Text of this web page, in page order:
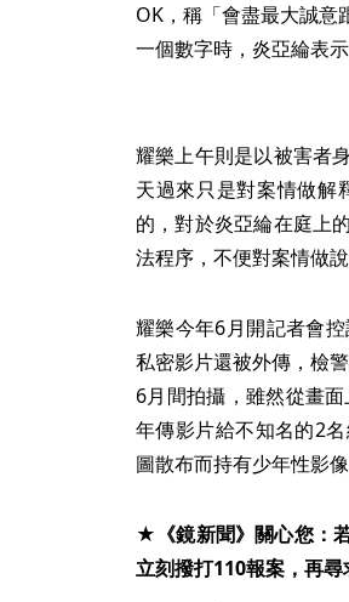
OK，稱「會盡最大誠意
一個數字時，炎亞綸表
耀樂上午則是以被害者
天過來只是對案情做解
的，對於炎亞綸在庭上
法程序，不便對案情做說
耀樂今年6月開記者會
私密影片還被外傳，檢
6月間拍攝，雖然從畫
年傳影片給不知名的2
圖散布而持有少年性影
★《鏡新聞》關心您：
立刻撥打110報案，再尋